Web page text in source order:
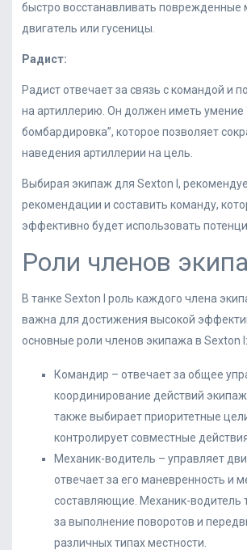
быстро восстанавливать поврежденные
двигатель или гусеницы.
Радист:
Радист отвечает за связь с командой и
на артиллерию. Он должен иметь умение
бомбардировка”, которое позволяет
наведения артиллерии на цель.
Выбирая экипаж для Sexton I,
рекомендации и составить команду,
эффективно будет использовать
Роли членов
В танке Sexton I роль каждого члена
важна для достижения высокой
основные роли членов экипажа в Sexton I:
Командир – отвечает за общее
координирование действий
также выбирает приоритетные
контролирует совместные
Механик-водитель – управляет
отвечает за его маневренность и
составляющие. Механик-водитель
за выполнение поворотов и
различных типах местности.